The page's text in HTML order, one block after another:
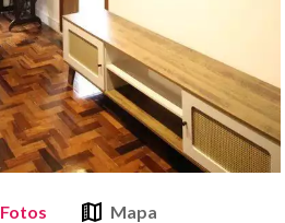
Fotos Mapa